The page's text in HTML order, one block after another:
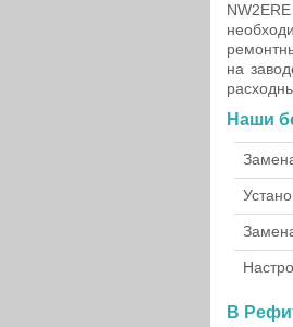
на
Наши
В